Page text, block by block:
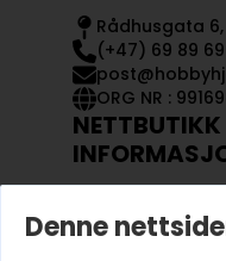
Rådhusgata 6,
(+47) 69 89
ORG NR :
NETTBUTIKK
OM OSS
Denne